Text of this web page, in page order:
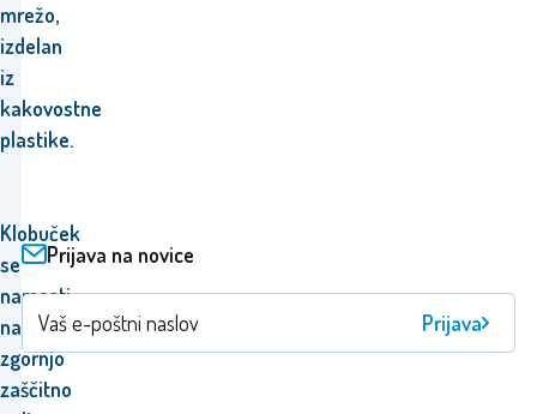
mrežo,
izdelan
iz
kakovostne
plastike.
Klobuček
se
namesti
na
zgornjo
zaščitno
Prijava na novice
Prijava